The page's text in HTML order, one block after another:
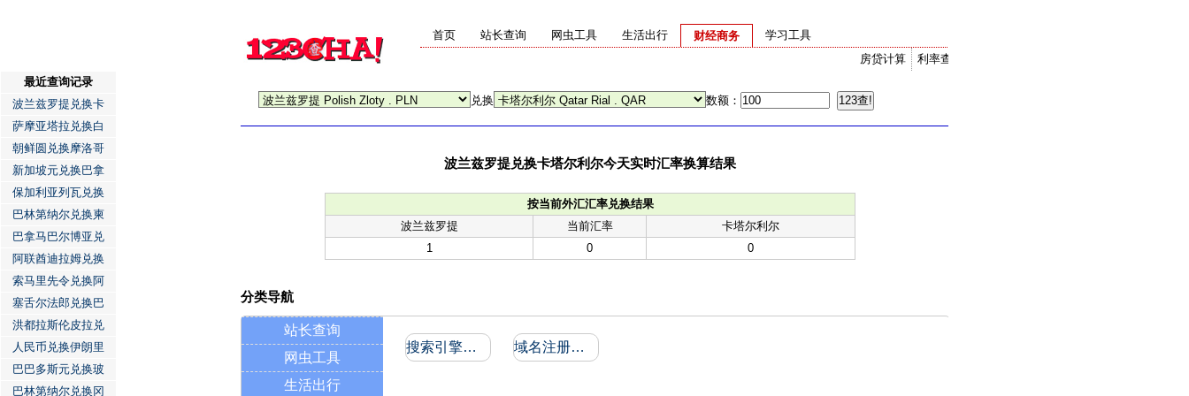
首页 站长查询 网虫工具 生活出行
财经商务
利率查询
房贷计算
学习工具
兑换 数额：
波兰兹罗提兑换卡塔尔利尔今天实时汇率换算结果
按当前外汇汇率兑换结果
波兰兹罗提
当前汇率
卡塔尔利尔
1
0 0
最近查询记录
波兰兹罗提兑换卡
萨摩亚塔拉兑换白
朝鲜圆兑换摩洛哥
新加坡元兑换巴拿
保加利亚列瓦兑换
巴林第纳尔兑换柬
巴拿马巴尔博亚兑
阿联酋迪拉姆兑换
索马里先令兑换阿
塞舌尔法郎兑换巴
洪都拉斯伦皮拉兑
人民币兑换伊朗里
巴巴多斯元兑换玻
巴林第纳尔兑换冈
分类导航
站长查询
网虫工具
生活出行
搜索引擎收录和反向链接 域名注册信息